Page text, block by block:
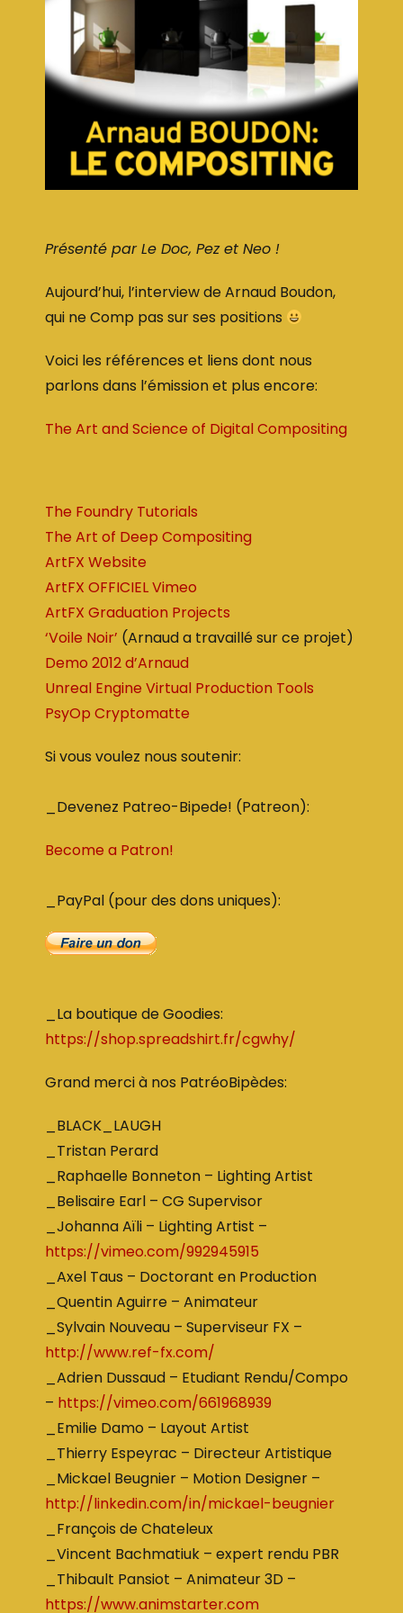
Présenté par Le Doc, Pez et Neo !
Aujourd’hui, l’interview de Arnaud Boudon,
qui ne Comp pas sur ses positions
Voici les références et liens dont nous
parlons dans l’émission et plus encore:
The Art and Science of Digital Compositing
The Foundry Tutorials
The Art of Deep Compositing
ArtFX Website
ArtFX OFFICIEL Vimeo
ArtFX Graduation Projects
‘Voile Noir’ (Arnaud a travaillé sur ce projet)
Demo 2012 d’Arnaud
Unreal Engine Virtual Production Tools
PsyOp Cryptomatte
Si vous voulez nous soutenir:
_Devenez Patreo-Bipede! (Patreon):
Become a Patron!
_PayPal (pour des dons uniques):
_La boutique de Goodies:
https://shop.spreadshirt.fr/cgwhy/
Grand merci à nos PatréoBipèdes:
_BLACK_LAUGH
_Tristan Perard
_Raphaelle Bonneton – Lighting Artist
_Belisaire Earl – CG Supervisor
_Johanna Aïli – Lighting Artist –
https://vimeo.com/992945915
_Axel Taus – Doctorant en Production
_Quentin Aguirre – Animateur
_Sylvain Nouveau – Superviseur FX –
http://www.ref-fx.com/
_Adrien Dussaud – Etudiant Rendu/Compo
– https://vimeo.com/661968939
_Emilie Damo – Layout Artist
_Thierry Espeyrac – Directeur Artistique
_Mickael Beugnier – Motion Designer –
http://linkedin.com/in/mickael-beugnier
_François de Chateleux
_Vincent Bachmatiuk – expert rendu PBR
_Thibault Pansiot – Animateur 3D –
https://www.animstarter.com